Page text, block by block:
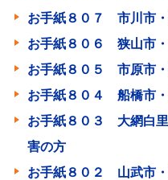
お手紙８０７ 市川市
お手紙８０６ 狭山市
お手紙８０５ 市原市
お手紙８０４ 船橋市
お手紙８０３ 大網白
害の方
お手紙８０２ 山武市